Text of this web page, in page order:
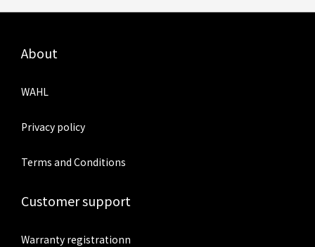
About
WAHL
Privacy policy
Terms and Conditions
Customer support
Warranty registrationn